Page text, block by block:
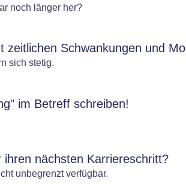
noch länger her?
zeitlichen Schwankungen und
sich stetig.
im Betreff schreiben!
nächsten Karriereschritt?
unbegrenzt verfügbar.